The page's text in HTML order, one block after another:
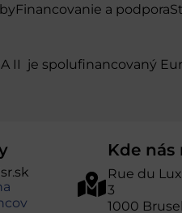
Financovanie a podpora
II je spolufinancovaný
Kde nás
Rue du
3
1000 Brusel